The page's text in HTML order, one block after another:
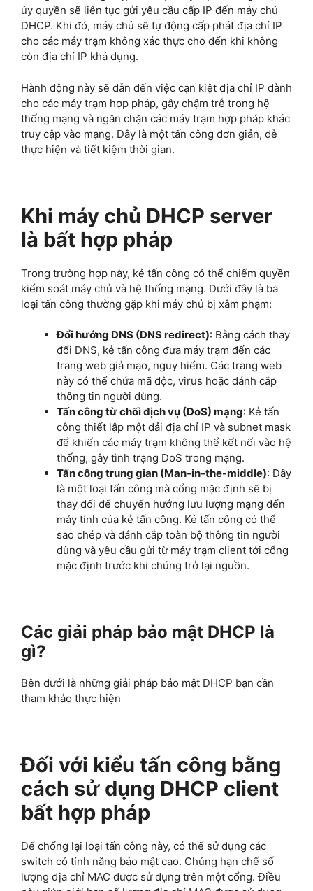
ủy quyền sẽ liên tục gửi yêu cầu cấp IP đến máy chủ
DHCP. Khi đó, máy chủ sẽ tự động cấp phát địa chỉ IP
cho các máy trạm không xác thực cho đến khi không
còn địa chỉ IP khả dụng.
Hành động này sẽ dẫn đến việc cạn kiệt địa chỉ IP dành
cho các máy trạm hợp pháp, gây chậm trễ trong hệ
thống mạng và ngăn chặn các máy trạm hợp pháp khác
truy cập vào mạng. Đây là một tấn công đơn giản, dễ
thực hiện và tiết kiệm thời gian.
Khi máy chủ DHCP server
là bất hợp pháp
Trong trường hợp này, kẻ tấn công có thể chiếm quyền
kiểm soát máy chủ và hệ thống mạng. Dưới đây là ba
loại tấn công thường gặp khi máy chủ bị xâm phạm:
Đổi hướng DNS (DNS redirect): Bằng cách thay
đổi DNS, kẻ tấn công đưa máy trạm đến các
trang web giả mạo, nguy hiểm. Các trang web
này có thể chứa mã độc, virus hoặc đánh cắp
thông tin người dùng.
Tấn công từ chối dịch vụ (DoS) mạng: Kẻ tấn
công thiết lập một dải địa chỉ IP và subnet mask
để khiến các máy trạm không thể kết nối vào hệ
thống, gây tình trạng DoS trong mạng.
Tấn công trung gian (Man-in-the-middle): Đây
là một loại tấn công mà cổng mặc định sẽ bị
thay đổi để chuyển hướng lưu lượng mạng đến
máy tính của kẻ tấn công. Kẻ tấn công có thể
sao chép và đánh cắp toàn bộ thông tin người
dùng và yêu cầu gửi từ máy trạm client tới cổng
mặc định trước khi chúng trở lại nguồn.
Các giải pháp bảo mật DHCP là
gì?
Bên dưới là những giải pháp bảo mật DHCP bạn cần
tham khảo thực hiện
Đối với kiểu tấn công bằng
cách sử dụng DHCP client
bất hợp pháp
Để chống lại loại tấn công này, có thể sử dụng các
switch có tính năng bảo mật cao. Chúng hạn chế số
lượng địa chỉ MAC được sử dụng trên một cổng. Điều